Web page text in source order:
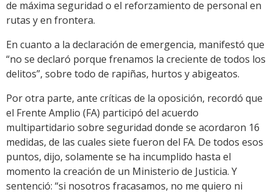
de máxima seguridad o el reforzamiento de personal en
rutas y en frontera.
En cuanto a la declaración de emergencia, manifestó que
“no se declaró porque frenamos la creciente de todos los
delitos”, sobre todo de rapiñas, hurtos y abigeatos.
Por otra parte, ante críticas de la oposición, recordó que
el Frente Amplio (FA) participó del acuerdo
multipartidario sobre seguridad donde se acordaron 16
medidas, de las cuales siete fueron del FA. De todos esos
puntos, dijo, solamente se ha incumplido hasta el
momento la creación de un Ministerio de Justicia. Y
sentenció: “si nosotros fracasamos, no me quiero ni